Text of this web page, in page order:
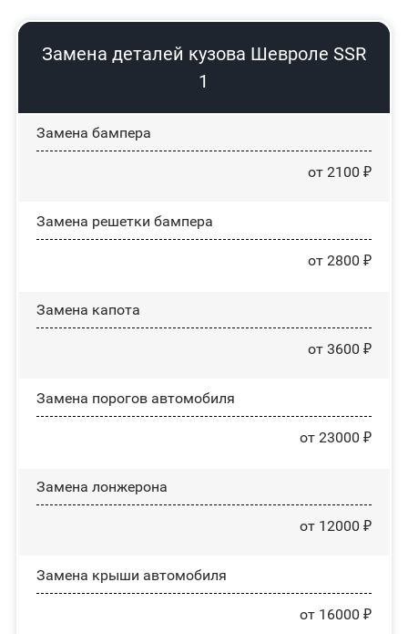
Замена деталей кузова Шевроле SSR
1
Замена бампера
от 2100 ₽
Замена решетки бампера
от 2800 ₽
Замена капота
от 3600 ₽
Замена порогов автомобиля
от 23000 ₽
Замена лонжерона
от 12000 ₽
Замена крыши автомобиля
от 16000 ₽